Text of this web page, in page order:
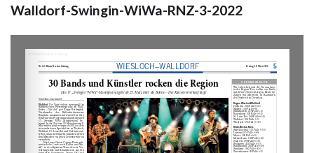
Walldorf-Swingin-WiWa-RNZ-3-2022